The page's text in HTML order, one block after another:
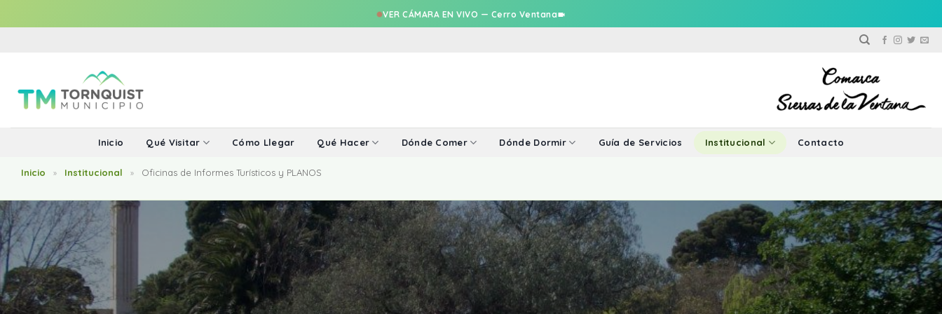
VER CÁMARA EN VIVO — Cerro Ventana
Inicio Qué Visitar Cómo Llegar Qué Hacer Dónde Comer Dónde Dormir Guía de Servicios Institucional Contacto
Inicio » Institucional » Oficinas de Informes Turísticos y PLANOS